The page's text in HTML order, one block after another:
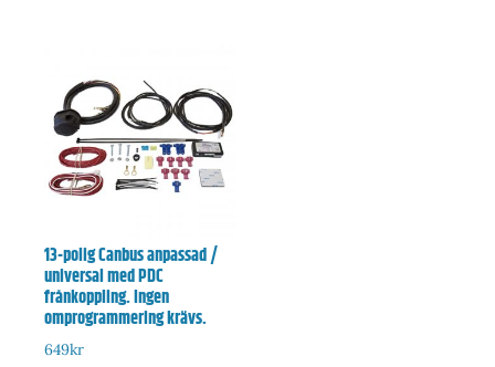
13-polig Canbus anpassad /
universal med PDC
frånkoppling. Ingen
omprogrammering krävs.
649kr